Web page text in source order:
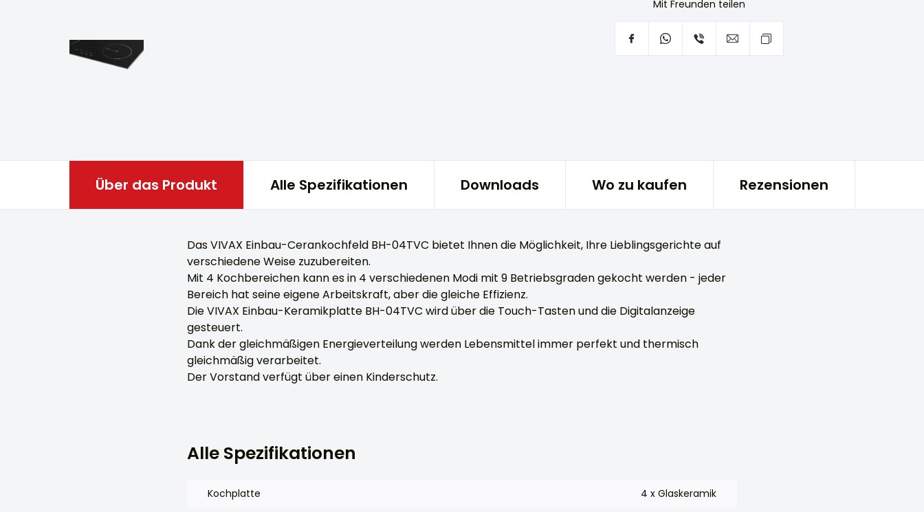
Mit Freunden teilen
Über das Produkt Alle Spezifikationen Downloads Wo zu kaufen Rezensionen
Das VIVAX Einbau-Cerankochfeld BH-04TVC bietet Ihnen die Möglichkeit, Ihre Lieblingsgerichte auf
verschiedene Weise zuzubereiten.
Mit 4 Kochbereichen kann es in 4 verschiedenen Modi mit 9 Betriebsgraden gekocht werden - jeder
Bereich hat seine eigene Arbeitskraft, aber die gleiche Effizienz.
Die VIVAX Einbau-Keramikplatte BH-04TVC wird über die Touch-Tasten und die Digitalanzeige
gesteuert.
Dank der gleichmäßigen Energieverteilung werden Lebensmittel immer perfekt und thermisch
gleichmäßig verarbeitet.
Der Vorstand verfügt über einen Kinderschutz.
Alle Spezifikationen
Kochplatte 4 x Glaskeramik